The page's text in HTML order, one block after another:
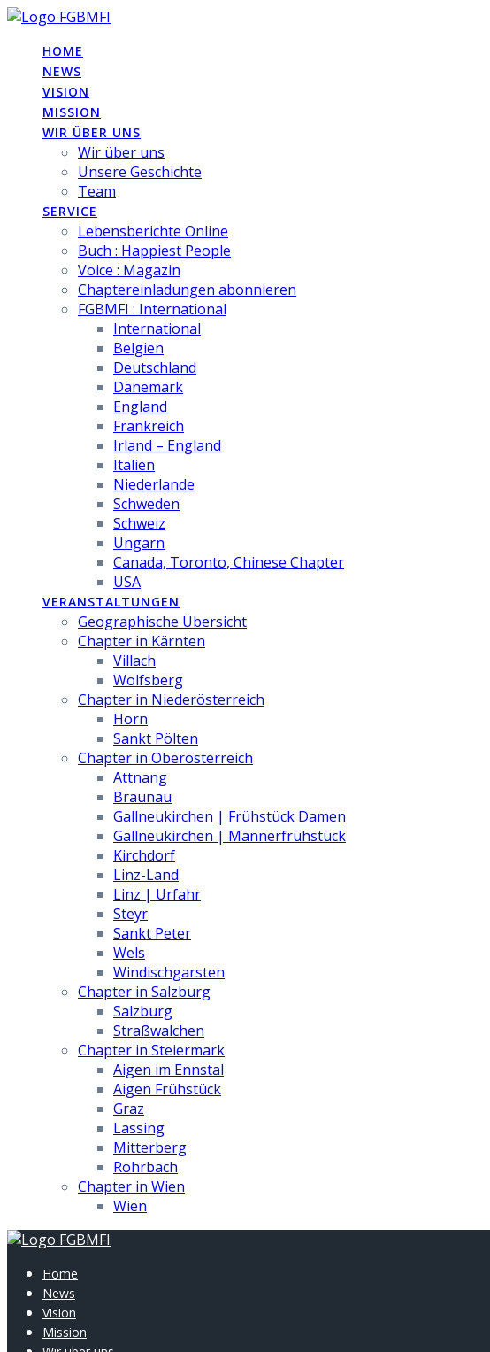
Skip
contentHOME
NEWS
VISION
MISSION
WIR ÜBER UNS
Wir über uns
Unsere Geschichte
Team
SERVICE
Lebensberichte Online
Buch : Happiest People
Voice : Magazin
Chaptereinladungen abonnieren
FGBMFI : International
International
Belgien
Deutschland
Dänemark
England
Frankreich
Irland – England
Italien
Niederlande
Schweden
Schweiz
Ungarn
Canada, Toronto, Chinese Chapter
USA
VERANSTALTUNGEN
Geographische Übersicht
Chapter in Kärnten
Villach
Wolfsberg
Chapter in Niederösterreich
Horn
Sankt Pölten
Chapter in Oberösterreich
Attnang
Braunau
Gallneukirchen | Frühstück Damen
Gallneukirchen | Männerfrühstück
Kirchdorf
Linz-Land
Linz | Urfahr
Steyr
Sankt Peter
Wels
Windischgarsten
Chapter in Salzburg
Salzburg
Straßwalchen
Chapter in Steiermark
Aigen im Ennstal
Aigen Frühstück
Graz
Lassing
Mitterberg
Rohrbach
Chapter in Wien
Wien
Home
News
Vision
Mission